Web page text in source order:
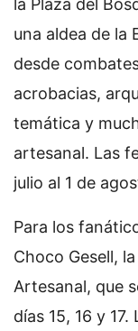
la Plaza del
una aldea de la
desde
acrobacias,
temática y
artesanal. Las
julio al 1 de
Para los
Choco Gesell,
Artesanal, que
días 15, 16 y